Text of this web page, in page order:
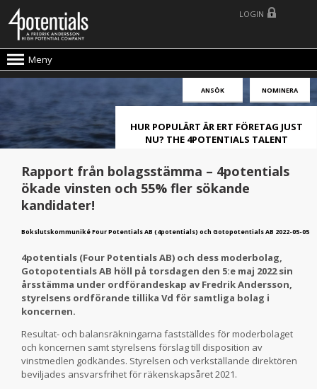
Meny
LOGIN
ANSÖK NOMINERA
HUR POPULÄRT ÄR ERT FÖRETAG JUST
NU? THE 4POTENTIALS TALENT
Rapport från bolagsstämma – 4potentials
ökade vinsten och 55% fler sökande
kandidater!
Bokslutskommuniké Four Potentials AB (4potentials) och Gotopotentials AB 2022-05-05
4potentials (Four Potentials AB) och dess moderbolag,
Gotopotentials AB höll på torsdagen den 5:e maj 2022 sin
årsstämma under ordförandeskap av Fredrik Andersson,
styrelsens ordförande tillika Vd för samtliga bolag i
koncernen.
Resultat- och balansräkningarna fastställdes för moderbolaget
och koncernen samt styrelsens förslag till disposition av
vinstmedlen godkändes. Styrelsen och verkställande direktören
beviljades ansvarsfrihet för räkenskapsåret 2021.